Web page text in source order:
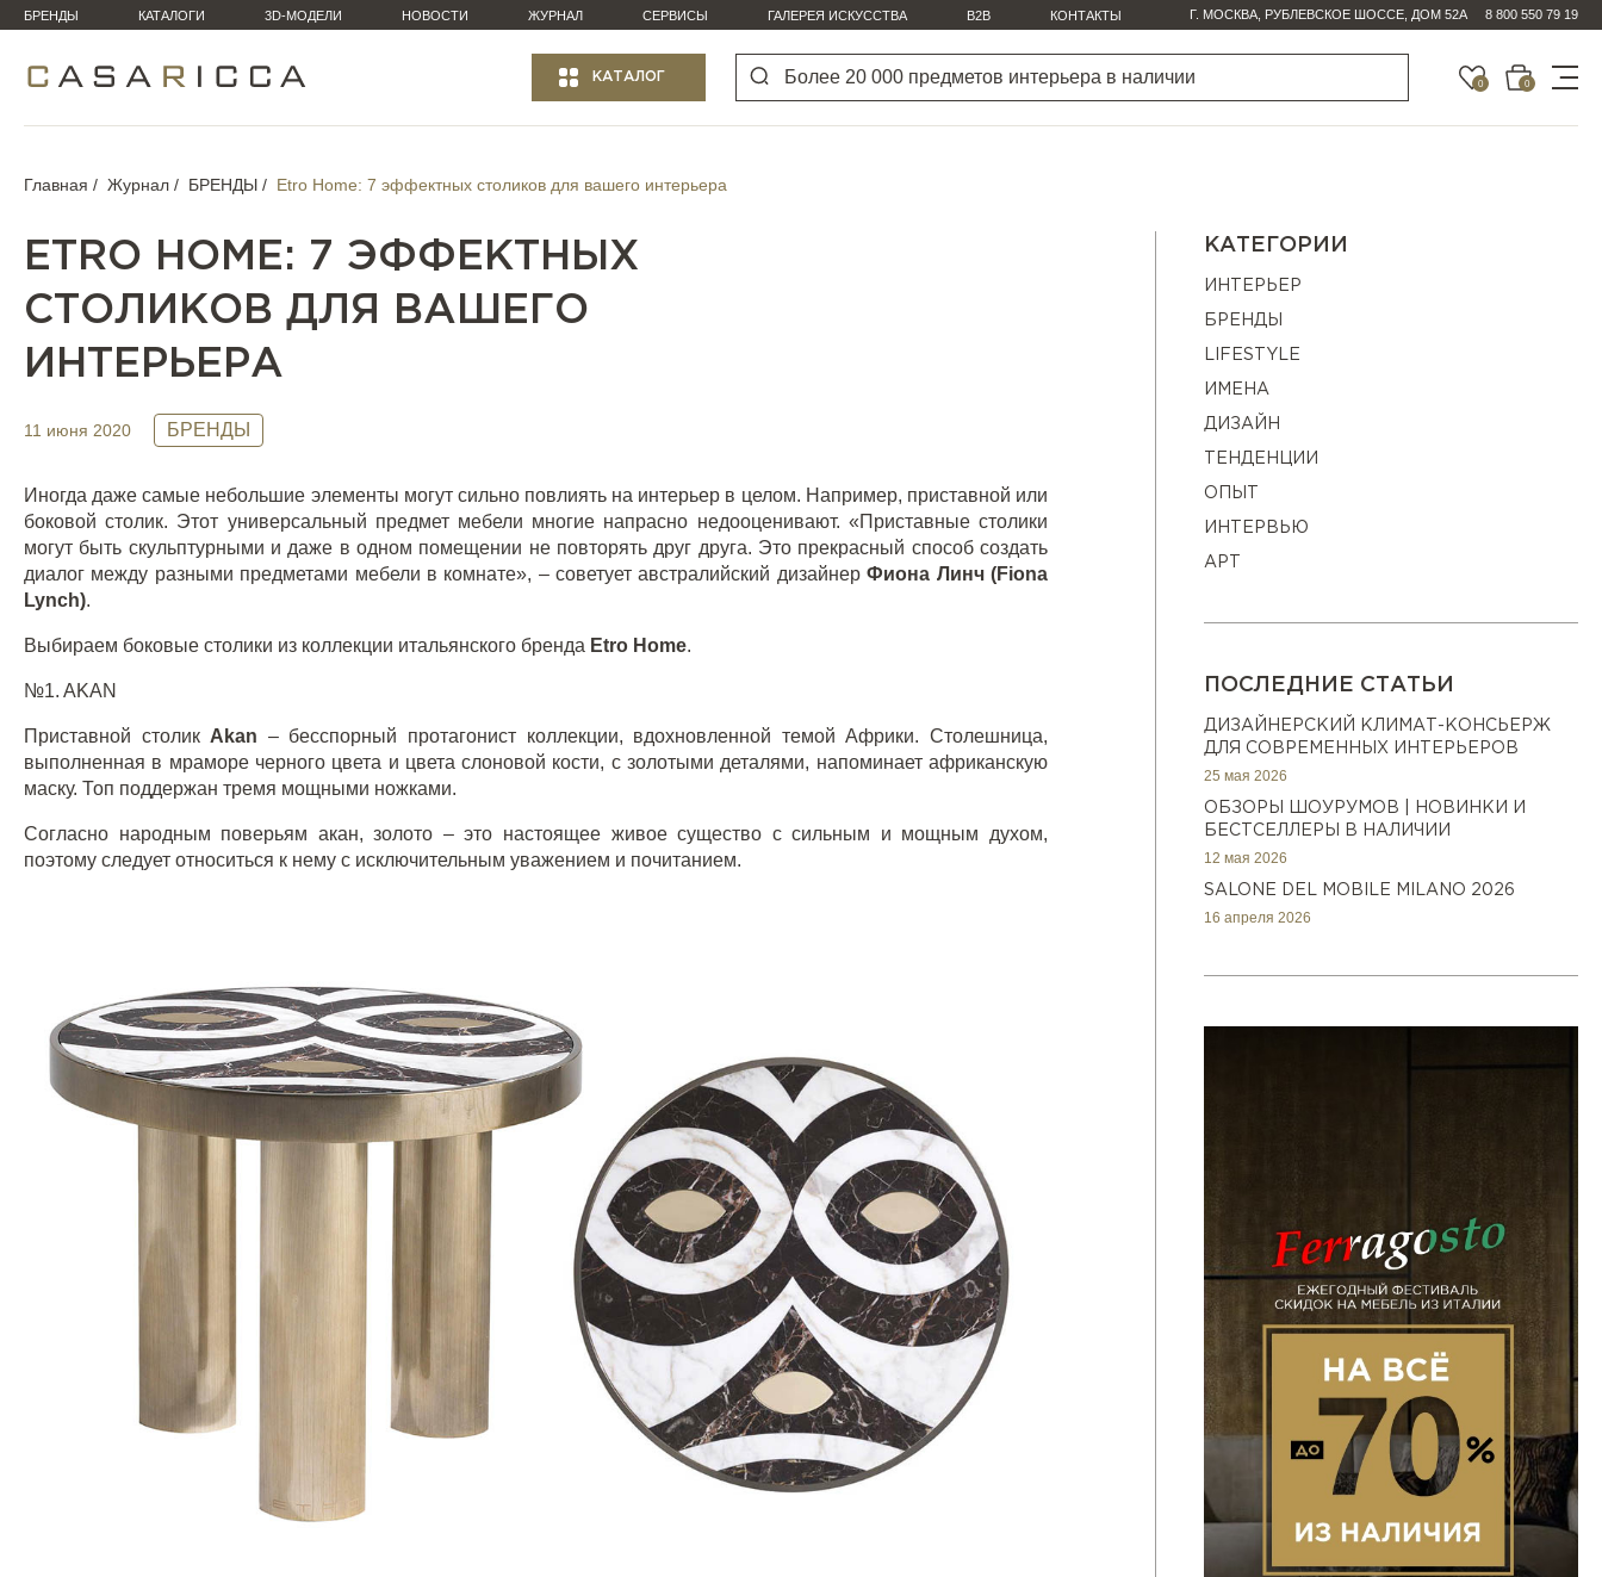
БРЕНДЫ КАТАЛОГИ 3D-МОДЕЛИ НОВОСТИ ЖУРНАЛ СЕРВИСЫ ГАЛЕРЕЯ ИСКУССТВА B2B КОНТАКТЫ Г. МОСКВА, РУБЛЕВСКОЕ ШОССЕ, ДОМ 52А 8 800 550 79 19
КАТАЛОГ 0 0
Главная Журнал БРЕНДЫ Etro Home: 7 эффектных столиков для вашего интерьера
ETRO HOME: 7 ЭФФЕКТНЫХ
СТОЛИКОВ ДЛЯ ВАШЕГО
ИНТЕРЬЕРА
11 июня 2020 БРЕНДЫ
Иногда даже самые небольшие элементы могут сильно повлиять на интерьер в целом. Например, приставной или
боковой столик. Этот универсальный предмет мебели многие напрасно недооценивают. «Приставные столики
могут быть скульптурными и даже в одном помещении не повторять друг друга. Это прекрасный способ создать
диалог между разными предметами мебели в комнате», – советует австралийский дизайнерФиона Линч (Fiona
Lynch).
Выбираем боковые столики из коллекции итальянского бренда Etro Home.
№1. AKAN
Приставной столик Akan – бесспорный протагонист коллекции, вдохновленной темой Африки. Столешница,
выполненная в мраморе черного цвета и цвета слоновой кости, с золотыми деталями, напоминает африканскую
маску. Топ поддержан тремя мощными ножками.
Согласно народным поверьям акан, золото – это настоящее живое существо с сильным и мощным духом,
поэтому следует относиться к нему с исключительным уважением и почитанием.
КАТЕГОРИИ
ИНТЕРЬЕР
БРЕНДЫ
LIFESTYLE
ИМЕНА
ДИЗАЙН
ТЕНДЕНЦИИ
ОПЫТ
ИНТЕРВЬЮ
АРТ
ПОСЛЕДНИЕ СТАТЬИ
ДИЗАЙНЕРСКИЙ КЛИМАТ-КОНСЬЕРЖ
ДЛЯ СОВРЕМЕННЫХ ИНТЕРЬЕРОВ
25 мая 2026
ОБЗОРЫ ШОУРУМОВ | НОВИНКИ И
БЕСТСЕЛЛЕРЫ В НАЛИЧИИ
12 мая 2026
SALONE DEL MOBILE MILANO 2026
16 апреля 2026